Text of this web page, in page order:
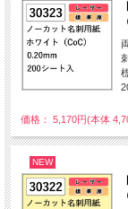
価格： 5,170円(本体
NEW